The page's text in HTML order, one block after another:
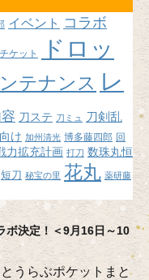
イベント コラボ
チケット
ドロッ
テナンス レ
刀ステ 刀ミュ 刀剣乱
け 加州清光 博多藤四郎 回
力拡充計画 打刀 数珠丸恒
短刀 秘宝の里 花丸 薬研藤
ボ決定！＜9月16日～10
うらぶポケットまと